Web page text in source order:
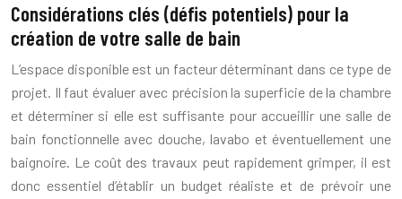
Considérations clés (défis potentiels) pour la
création de votre salle de bain
L’espace disponible est un facteur déterminant dans ce type de
projet. Il faut évaluer avec précision la superficie de la chambre
et déterminer si elle est suffisante pour accueillir une salle de
bain fonctionnelle avec douche, lavabo et éventuellement une
baignoire. Le coût des travaux peut rapidement grimper, il est
donc essentiel d’établir un budget réaliste et de prévoir une